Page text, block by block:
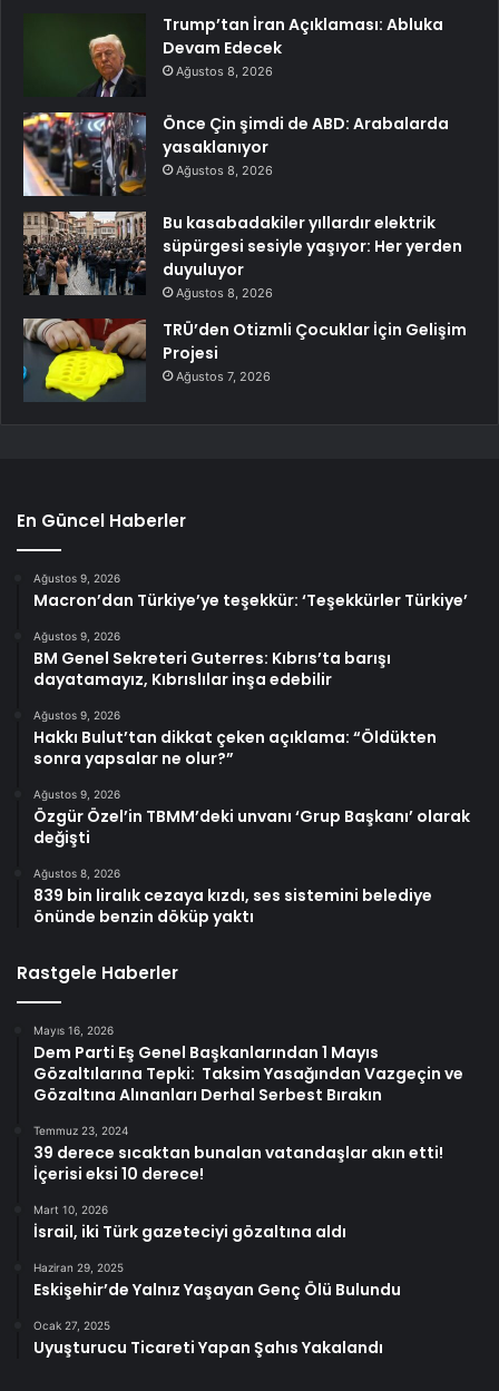
Trump’tan İran Açıklaması: Abluka
Devam Edecek
Ağustos 8, 2026
Önce Çin şimdi de ABD: Arabalarda
yasaklanıyor
Ağustos 8, 2026
Bu kasabadakiler yıllardır elektrik
süpürgesi sesiyle yaşıyor: Her yerden
duyuluyor
Ağustos 8, 2026
TRÜ’den Otizmli Çocuklar İçin Gelişim
Projesi
Ağustos 7, 2026
En Güncel Haberler
Ağustos 9, 2026
Macron’dan Türkiye’ye teşekkür: ‘Teşekkürler Türkiye’
Ağustos 9, 2026
BM Genel Sekreteri Guterres: Kıbrıs’ta barışı
dayatamayız, Kıbrıslılar inşa edebilir
Ağustos 9, 2026
Hakkı Bulut’tan dikkat çeken açıklama: “Öldükten
sonra yapsalar ne olur?”
Ağustos 9, 2026
Özgür Özel’in TBMM’deki unvanı ‘Grup Başkanı’ olarak
değişti
Ağustos 8, 2026
839 bin liralık cezaya kızdı, ses sistemini belediye
önünde benzin döküp yaktı
Rastgele Haberler
Mayıs 16, 2026
Dem Parti Eş Genel Başkanlarından 1 Mayıs
Gözaltılarına Tepki: Taksim Yasağından Vazgeçin ve
Gözaltına Alınanları Derhal Serbest Bırakın
Temmuz 23, 2024
39 derece sıcaktan bunalan vatandaşlar akın etti!
İçerisi eksi 10 derece!
Mart 10, 2026
İsrail, iki Türk gazeteciyi gözaltına aldı
Haziran 29, 2025
Eskişehir’de Yalnız Yaşayan Genç Ölü Bulundu
Ocak 27, 2025
Uyuşturucu Ticareti Yapan Şahıs Yakalandı